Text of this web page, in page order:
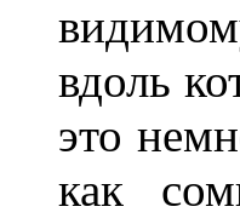
вдоль
это
как